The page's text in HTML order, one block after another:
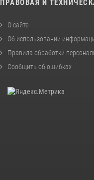
ПРАВОВАЯ И
О сайте
Об использовании
Правила обработки
Сообщить об ошибках